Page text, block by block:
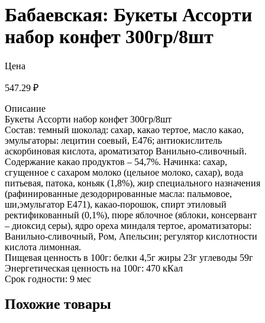
Бабаевская: Букеты Ассорти
набор конфет 300гр/8шт
Цена
547.29 ₽
Описание
Букеты Ассорти набор конфет 300гр/8шт
Состав: темный шоколад: сахар, какао тертое, масло какао,
эмульгаторы: лецитин соевый, Е476; антиокислитель
аскорбиновая кислота, ароматизатор Ванильно-сливочный.
Содержание какао продуктов – 54,7%. Начинка: сахар,
сгущенное с сахаром молоко (цельное молоко, сахар), вода
питьевая, патока, коньяк (1,8%), жир специального назначения
(рафинированные дезодорированные масла: пальмовое,
ши,эмульгатор Е471), какао-порошок, спирт этиловый
ректификованный (0,1%), пюре яблочное (яблоки, консервант
– диоксид серы), ядро ореха миндаля тертое, ароматизаторы:
Ванильно-сливочный, Ром, Апельсин; регулятор кислотности
кислота лимонная.
Пищевая ценность в 100г: белки 4,5г жиры 23г углеводы 59г
Энергетическая ценность на 100г: 470 кКал
Срок годности: 9 мес
Похожие товары